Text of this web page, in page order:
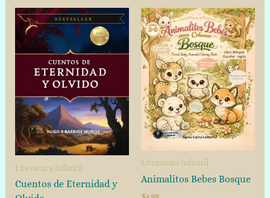
Literatura Infantil
Cuentos de Eternidad y
Literatura Infantil
Animalitos Bebes Bosque